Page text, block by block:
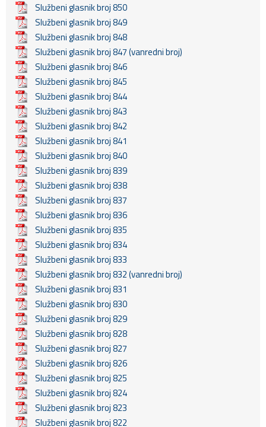
Službeni glasnik broj 850
Službeni glasnik broj 849
Službeni glasnik broj 848
Službeni glasnik broj 847 (vanredni broj)
Službeni glasnik broj 846
Službeni glasnik broj 845
Službeni glasnik broj 844
Službeni glasnik broj 843
Službeni glasnik broj 842
Službeni glasnik broj 841
Službeni glasnik broj 840
Službeni glasnik broj 839
Službeni glasnik broj 838
Službeni glasnik broj 837
Službeni glasnik broj 836
Službeni glasnik broj 835
Službeni glasnik broj 834
Službeni glasnik broj 833
Službeni glasnik broj 832 (vanredni broj)
Službeni glasnik broj 831
Službeni glasnik broj 830
Službeni glasnik broj 829
Službeni glasnik broj 828
Službeni glasnik broj 827
Službeni glasnik broj 826
Službeni glasnik broj 825
Službeni glasnik broj 824
Službeni glasnik broj 823
Službeni glasnik broj 822